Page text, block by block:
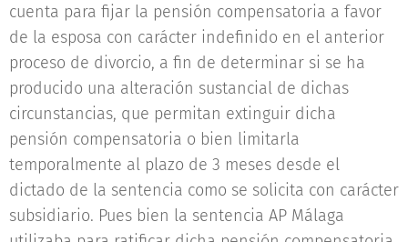
cuenta para fijar la pensión compensatoria a favor
de la esposa con carácter indefinido en el anterior
proceso de divorcio, a fin de determinar si se ha
producido una alteración sustancial de dichas
circunstancias, que permitan extinguir dicha
pensión compensatoria o bien limitarla
temporalmente al plazo de 3 meses desde el
dictado de la sentencia como se solicita con carácter
subsidiario. Pues bien la sentencia AP Málaga